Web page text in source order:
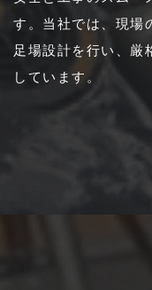
す。当社では、現場
足場設計を行い、厳
しています。